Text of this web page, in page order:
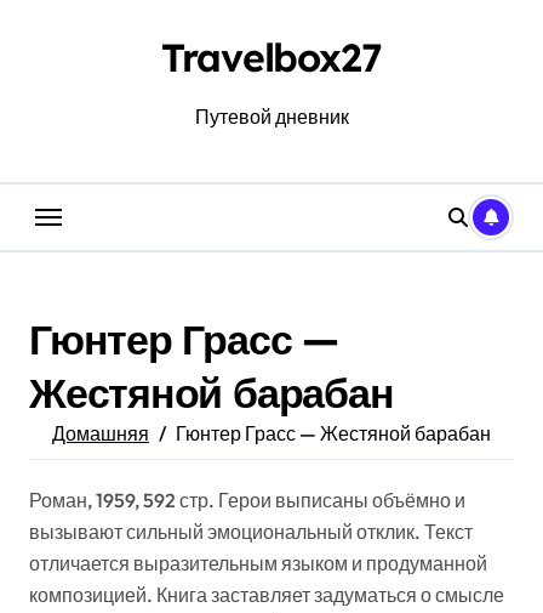
Travelbox27
Путевой дневник
Гюнтер Грасс —
Жестяной барабан
Домашняя Гюнтер Грасс — Жестяной барабан
Роман, 1959, 592 стр. Герои выписаны объёмно и
вызывают сильный эмоциональный отклик. Текст
отличается выразительным языком и продуманной
композицией. Книга заставляет задуматься о смысле